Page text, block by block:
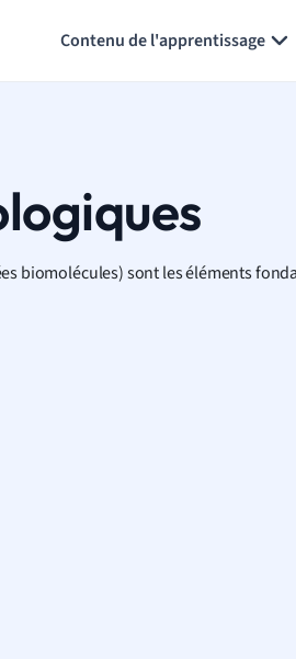
Contenu de l'apprentissage
biomolécules) sont les éléments